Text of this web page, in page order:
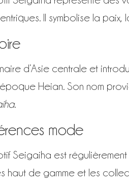
Il symbolise la
d’Asie centrale et
Heian. Son nom
.
mode
Seigaiha est
haut de gamme et les